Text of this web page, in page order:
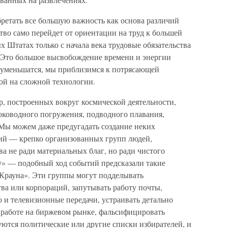
все большую важность как основа различий
само перейдет от ориентации на труд к большей
только с начала века трудовые обязательства
большое высвобождение времени и энергии
уменьшатся, мы приблизимся к потрясающей
на сложной технологии.
построенных вокруг космической деятельности,
погружения, подводного плавания,
можем даже предугадать создание неких
— крепко организованных групп людей,
не ради материальных благ, но ради чистого
— подобный ход событий предсказали такие
Эти группы могут подделывать
или корпораций, запутывать работу почты,
телевизионные передачи, устраивать детально
на биржевом рынке, фальсифицировать
политические или другие списки избирателей, и